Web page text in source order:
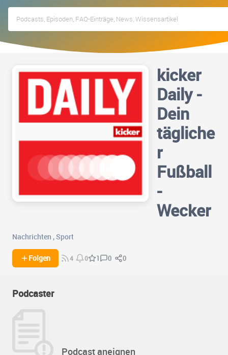
kicker
Daily -
Dein
tägliche
r
Fußball
-
Wecker
Nachrichten ,Sport
Folgen 4 0 1 0 0
Podcaster
Podcast aneignen